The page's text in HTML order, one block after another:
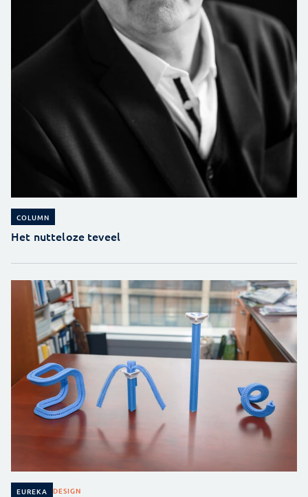
COLUMN
Het nutteloze teveel
EUREKA DESIGN